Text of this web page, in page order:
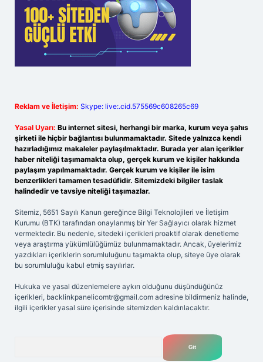
Reklam ve İletişim: Skype: live:.cid.575569c608265c69
Yasal Uyarı: Bu internet sitesi, herhangi bir marka, kurum veya şahıs
şirketi ile hiçbir bağlantısı bulunmamaktadır. Sitede yalnızca kendi
hazırladığımız makaleler paylaşılmaktadır. Burada yer alan içerikler
haber niteliği taşımamakta olup, gerçek kurum ve kişiler hakkında
paylaşım yapılmamaktadır. Gerçek kurum ve kişiler ile isim
benzerlikleri tamamen tesadüfidir. Sitemizdeki bilgiler taslak
halindedir ve tavsiye niteliği taşımazlar.
Sitemiz, 5651 Sayılı Kanun gereğince Bilgi Teknolojileri ve İletişim
Kurumu (BTK) tarafından onaylanmış bir Yer Sağlayıcı olarak hizmet
vermektedir. Bu nedenle, sitedeki içerikleri proaktif olarak denetleme
veya araştırma yükümlülüğümüz bulunmamaktadır. Ancak, üyelerimiz
yazdıkları içeriklerin sorumluluğunu taşımakta olup, siteye üye olarak
bu sorumluluğu kabul etmiş sayılırlar.
Hukuka ve yasal düzenlemelere aykırı olduğunu düşündüğünüz
içerikleri, backlinkpanelicomtr@gmail.com adresine bildirmeniz halinde,
ilgili içerikler yasal süre içerisinde sitemizden kaldırılacaktır.